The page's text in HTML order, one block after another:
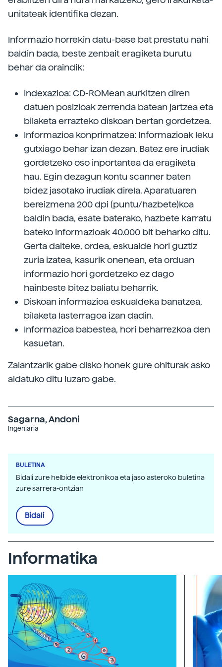
unitateak identifika dezan.
Informazio horrekin datu-base bat prestatu nahi
baldin bada, beste zenbait eragiketa burutu
behar da oraindik:
Indexazioa: CD-ROMean aurkitzen diren
datuen posizioak zerrenda batean jartzea eta
bilaketa errazteko diskoan bertan gordetzea.
Informazioa konprimatzea: Informazioak leku
gutxiago behar izan dezan. Batez ere irudiak
gordetzeko oso inportantea da eragiketa
hau. Egin dezagun kontu scanner baten
bidez jasotako irudiak direla. Aparatuaren
bereizmena 200 dpi (puntu/hazbete)koa
baldin bada, esate baterako, hazbete karratu
bateko informazioak 40.000 bit beharko ditu.
Gerta daiteke, ordea, eskualde hori guztiz
zuria izatea, kasurik onenean, eta orduan
informazio hori gordetzeko ez dago
hainbeste bitez baliatu beharrik.
Diskoan informazioa eskualdeka banatzea,
bilaketa lasterragoa izan dadin.
Informazioa babestea, hori beharrezkoa den
kasuetan.
Zalantzarik gabe disko honek gure ohiturak asko
aldatuko ditu luzaro gabe.
Sagarna, Andoni
Ingeniaria
BULETINA
Bidali zure helbide elektronikoa eta jaso asteroko buletina
zure sarrera-ontzian
Bidali
Informatika